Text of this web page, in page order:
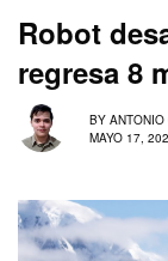
Robot
regresa 8
BY ANTONIO
MAYO 17,